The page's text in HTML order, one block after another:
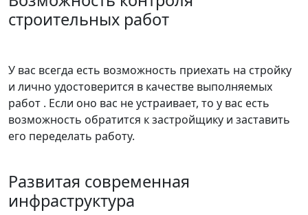
строительных работ
У вас всегда есть возможность приехать на стройку
и лично удостоверится в качестве выполняемых
работ . Если оно вас не устраивает, то у вас есть
возможность обратится к застройщику и заставить
его переделать работу.
Развитая современная
инфраструктура